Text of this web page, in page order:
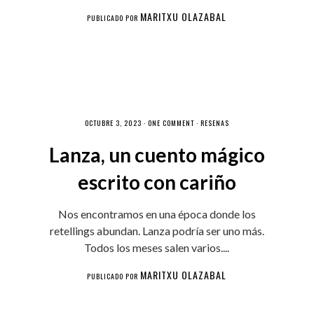
PUBLICADO POR MARITXU OLAZABAL
OCTUBRE 3, 2023 · ONE COMMENT· RESEÑAS
Lanza, un cuento mágico
escrito con cariño
Nos encontramos en una época donde los
retellings abundan. Lanza podría ser uno más.
Todos los meses salen varios....
PUBLICADO POR MARITXU OLAZABAL